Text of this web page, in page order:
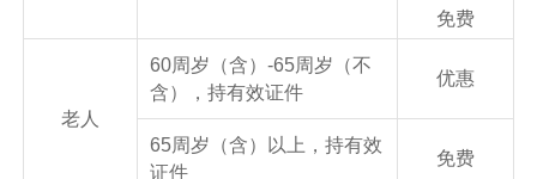
免费
老人
60周岁（含）-65周岁（不
含），持有效证件
优惠
65周岁（含）以上，持有效
证件
免费